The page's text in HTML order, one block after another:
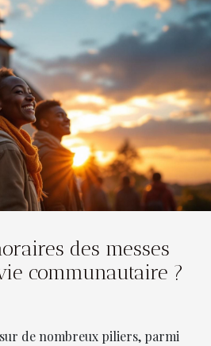
des messes
communautaire ?
de nombreux piliers, parmi